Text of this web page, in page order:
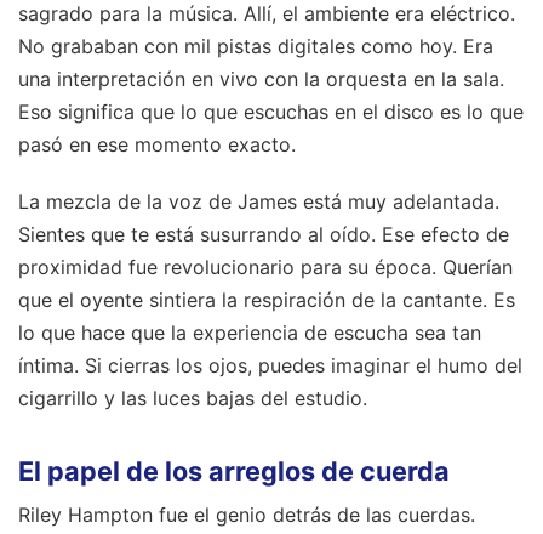
sagrado para la música. Allí, el ambiente era eléctrico.
No grababan con mil pistas digitales como hoy. Era
una interpretación en vivo con la orquesta en la sala.
Eso significa que lo que escuchas en el disco es lo que
pasó en ese momento exacto.
La mezcla de la voz de James está muy adelantada.
Sientes que te está susurrando al oído. Ese efecto de
proximidad fue revolucionario para su época. Querían
que el oyente sintiera la respiración de la cantante. Es
lo que hace que la experiencia de escucha sea tan
íntima. Si cierras los ojos, puedes imaginar el humo del
cigarrillo y las luces bajas del estudio.
El papel de los arreglos de cuerda
Riley Hampton fue el genio detrás de las cuerdas.